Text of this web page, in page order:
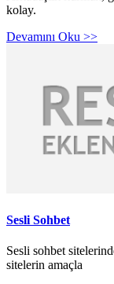
kolay.
Devamını Oku >>
Sesli Sohbet
Sesli sohbet
sitelerin amaçla